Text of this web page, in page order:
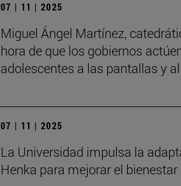
07 | 11 | 2025
Miguel Ángel Martínez,
hora de que los gobiernos
adolescentes a las pantallas y
07 | 11 | 2025
La Universidad impulsa la
Henka para mejorar el